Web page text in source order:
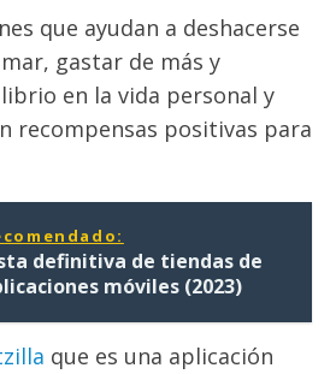
que ayudan a deshacerse
gastar de más y
en la vida personal y
recompensas positivas para
definitiva de tiendas de
móviles (2023)
que es una aplicación